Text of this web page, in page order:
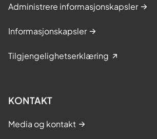
Administrere informasjonskapsler
Informasjonskapsler
Tilgjengelighetserklæring
KONTAKT
Media og kontakt